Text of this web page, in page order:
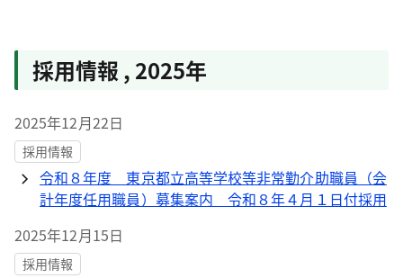
採用情報 , 2025年
2025年12月22日
採用情報
令和８年度 東京都立高等学校等非常勤介助職員（会
計年度任用職員）募集案内 令和８年４月１日付採用
2025年12月15日
採用情報